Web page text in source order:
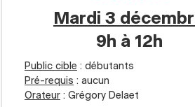
Mardi 3
9h à 12h
Public cible : débutants
Pré-requis : aucun
Orateur : Grégory Delaet